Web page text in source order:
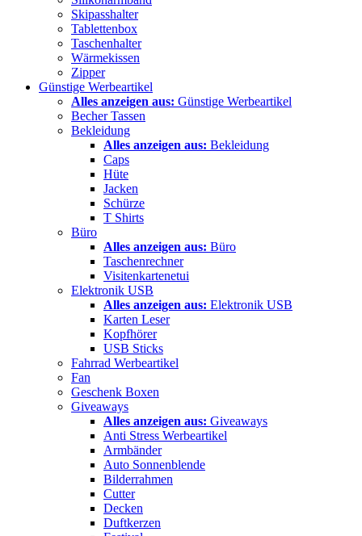
Skipasshalter
Tablettenbox
Taschenhalter
Wärmekissen
Zipper
Günstige Werbeartikel
Alles anzeigen aus: Günstige Werbeartikel
Becher Tassen
Bekleidung
Alles anzeigen aus: Bekleidung
Caps
Hüte
Jacken
Schürze
T Shirts
Büro
Alles anzeigen aus: Büro
Taschenrechner
Visitenkartenetui
Elektronik USB
Alles anzeigen aus: Elektronik USB
Karten Leser
Kopfhörer
USB Sticks
Fahrrad Werbeartikel
Fan
Geschenk Boxen
Giveaways
Alles anzeigen aus: Giveaways
Anti Stress Werbeartikel
Armbänder
Auto Sonnenblende
Bilderrahmen
Cutter
Decken
Duftkerzen